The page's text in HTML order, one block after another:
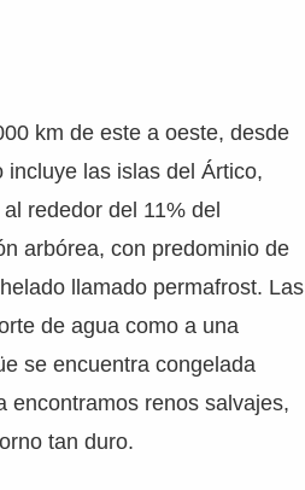
km de este a oeste, desde
las islas del Ártico,
rededor del 11% del
arbórea, con predominio de
llamado permafrost. Las
de agua como a una
se encuentra congelada
encontramos renos salvajes,
tan duro.